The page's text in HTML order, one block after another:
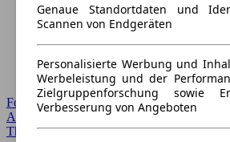
Forum Startseite
Alle Auto-Foren
Themen-Forum
Genaue Standortdaten und
Scannen von Endgeräten
Personalisierte Werbung und
Werbeleistung und der
Zielgruppenforschung sowie
Verbesserung von Angeboten